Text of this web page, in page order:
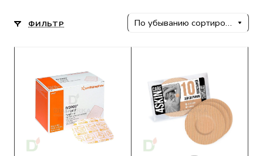
ФИЛЬТР По убыванию сортировки